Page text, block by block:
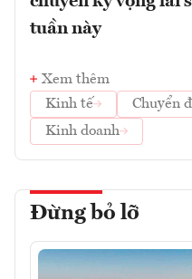
tuần này
Xem thêm
Kinh tế
Chuyển
Kinh doanh
Đừng bỏ lỡ